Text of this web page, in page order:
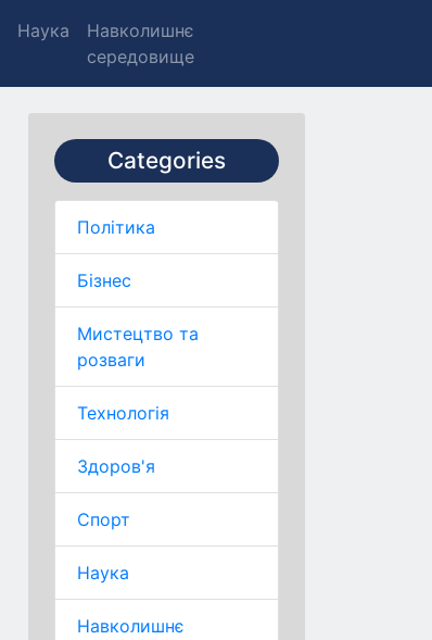
Наука
Навколишнє
середовище
Categories
Політика
Бізнес
Мистецтво та
розваги
Технологія
Здоров'я
Спорт
Наука
Навколишнє